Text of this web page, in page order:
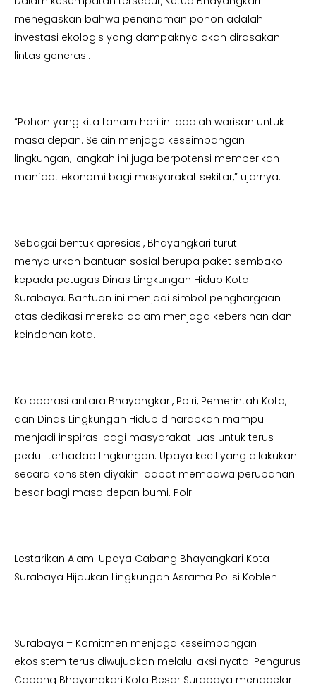
menegaskan bahwa penanaman pohon adalah
investasi ekologis yang dampaknya akan dirasakan
lintas generasi.
“Pohon yang kita tanam hari ini adalah warisan untuk
masa depan. Selain menjaga keseimbangan
lingkungan, langkah ini juga berpotensi memberikan
manfaat ekonomi bagi masyarakat sekitar,” ujarnya.
Sebagai bentuk apresiasi, Bhayangkari turut
menyalurkan bantuan sosial berupa paket sembako
kepada petugas Dinas Lingkungan Hidup Kota
Surabaya. Bantuan ini menjadi simbol penghargaan
atas dedikasi mereka dalam menjaga kebersihan dan
keindahan kota.
Kolaborasi antara Bhayangkari, Polri, Pemerintah Kota,
dan Dinas Lingkungan Hidup diharapkan mampu
menjadi inspirasi bagi masyarakat luas untuk terus
peduli terhadap lingkungan. Upaya kecil yang dilakukan
secara konsisten diyakini dapat membawa perubahan
besar bagi masa depan bumi. Polri
Lestarikan Alam: Upaya Cabang Bhayangkari Kota
Surabaya Hijaukan Lingkungan Asrama Polisi Koblen
Surabaya – Komitmen menjaga keseimbangan
ekosistem terus diwujudkan melalui aksi nyata. Pengurus
Cabang Bhayangkari Kota Besar Surabaya menggelar